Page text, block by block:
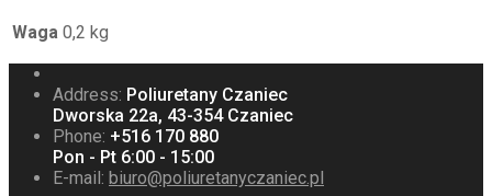
Waga 0,2 kg
Address: Poliuretany Czaniec
Dworska 22a, 43-354 Czaniec
Phone: +516 170 880
Pon - Pt 6:00 - 15:00
E-mail: biuro@poliuretanyczaniec.pl